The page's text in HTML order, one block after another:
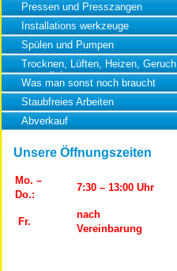
Pressen und Presszangen
Installations werkzeuge
Spülen und Pumpen
Trocknen, Lüften, Heizen, Geruch
neutralisierung
Was man sonst noch braucht
Staubfreies Arbeiten
Abverkauf
Unsere Öffnungszeiten
Mo. –
Do.:
7:30 – 13:00 Uhr
Fr.
nach
Vereinbarung